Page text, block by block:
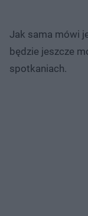
Jak sama mówi
będzie jeszcze
spotkaniach.